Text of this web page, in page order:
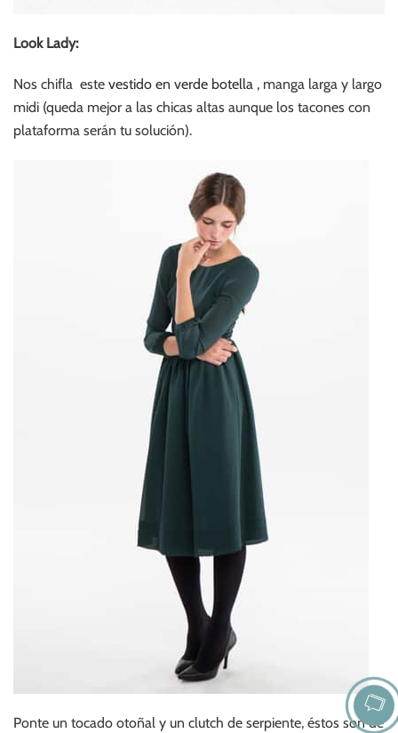
Look Lady:
Nos chifla este vestido en verde botella , manga larga y largo
midi (queda mejor a las chicas altas aunque los tacones con
plataforma serán tu solución).
Ponte un tocado otoñal y un clutch de serpiente, éstos son de